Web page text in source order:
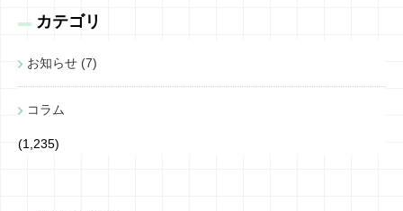
カテゴリ
お知らせ (7)
コラム
(1,235)